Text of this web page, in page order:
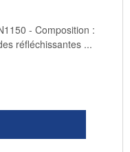
- Composition :
réfléchissantes ...